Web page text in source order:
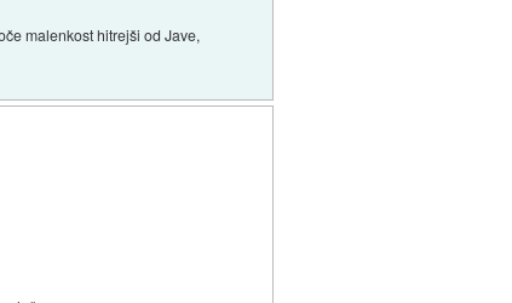
malenkost hitrejši od Jave,